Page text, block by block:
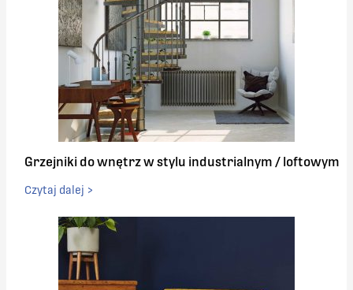
Grzejniki do wnętrz w stylu industrialnym / loftowym
Czytaj dalej >